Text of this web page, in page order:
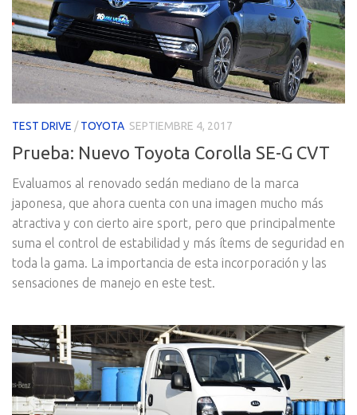
TEST DRIVE /TOYOTA SEPTIEMBRE 4, 2017
Prueba: Nuevo Toyota Corolla SE-G CVT
Evaluamos al renovado sedán mediano de la marca
japonesa, que ahora cuenta con una imagen mucho más
atractiva y con cierto aire sport, pero que principalmente
suma el control de estabilidad y más ítems de seguridad en
toda la gama. La importancia de esta incorporación y las
sensaciones de manejo en este test.